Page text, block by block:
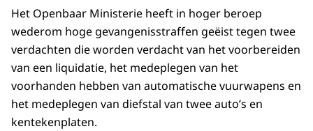
Het Openbaar Ministerie heeft in hoger beroep
wederom hoge gevangenisstraffen geëist tegen twee
verdachten die worden verdacht van het voorbereiden
van een liquidatie, het medeplegen van het
voorhanden hebben van automatische vuurwapens en
het medeplegen van diefstal van twee auto’s en
kentekenplaten.